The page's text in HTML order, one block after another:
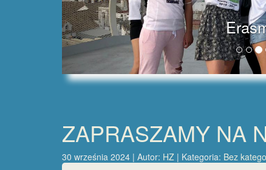
ZAPRASZAMY NA
30 września 2024 | Autor: HZ | Kategoria: Bez